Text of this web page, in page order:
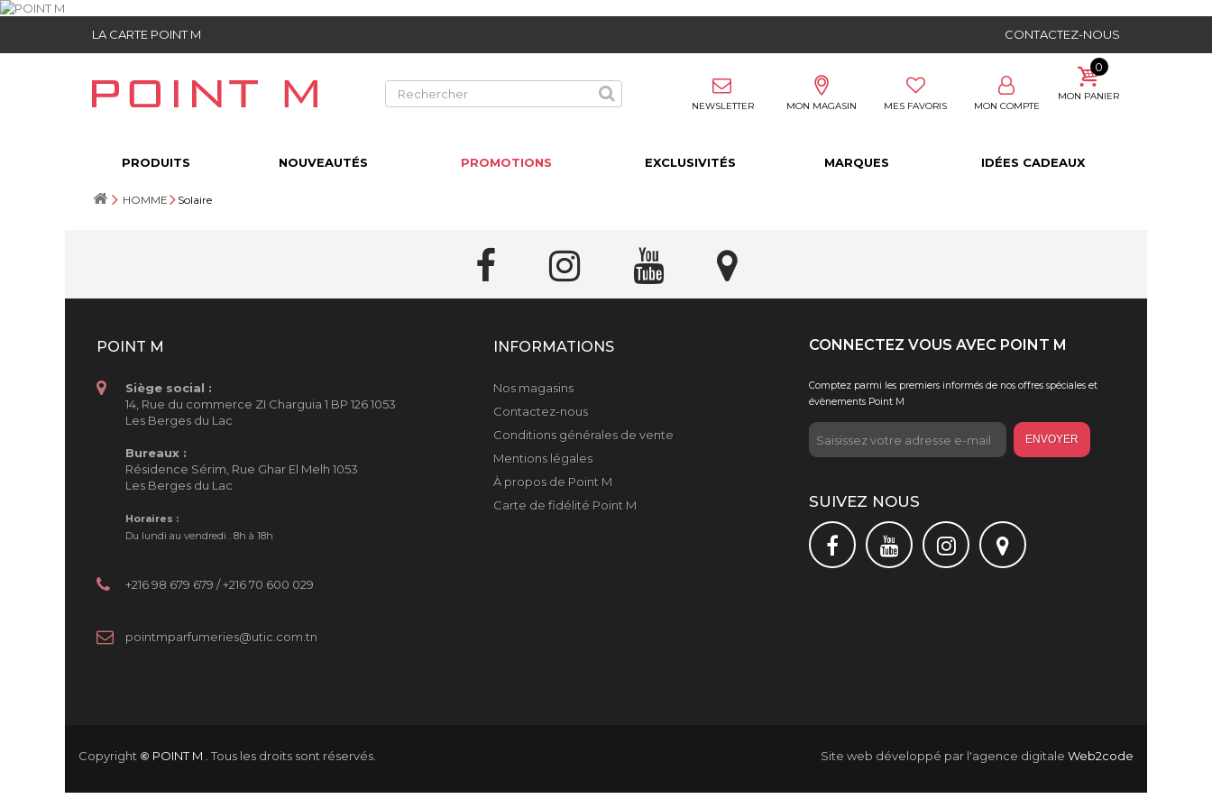
CONTACTEZ-NOUS
LA CARTE POINT M
NEWSLETTER MON MAGASIN MES FAVORIS MON COMPTE
0
MON PANIER
PRODUITS NOUVEAUTÉS PROMOTIONS EXCLUSIVITÉS MARQUES IDÉES CADEAUX
HOMME Solaire
POINT M
Siège social :
14, Rue du commerce ZI Charguia 1 BP 126 1053
Les Berges du Lac
Bureaux :
Résidence Sérim, Rue Ghar El Melh 1053
Les Berges du Lac
Horaires :
Du lundi au vendredi : 8h à 18h
+216 98 679 679 / +216 70 600 029
pointmparfumeries@utic.com.tn
INFORMATIONS
Nos magasins
Contactez-nous
Conditions générales de vente
Mentions légales
À propos de Point M
Carte de fidélité Point M
CONNECTEZ VOUS AVEC POINT M
Comptez parmi les premiers informés de nos offres spéciales et
évènements Point M
ENVOYER
SUIVEZ NOUS
Copyright © POINT M . Tous les droits sont réservés. Site web développé par l'agence digitale Web2code